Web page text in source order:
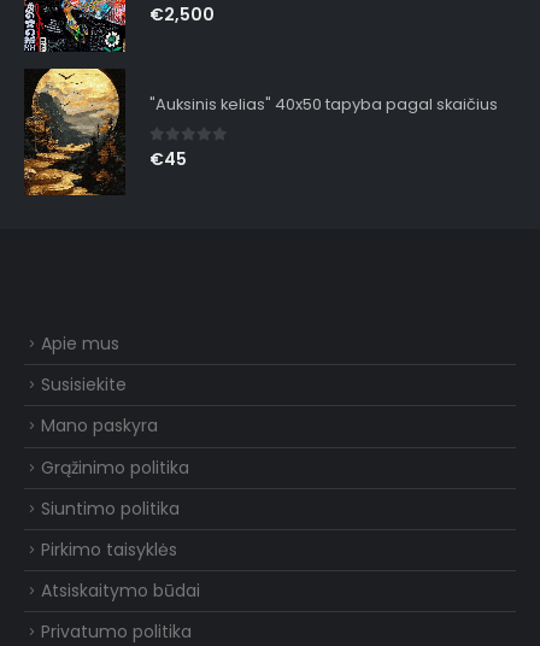
0out of 5
€2,500
"Auksinis kelias" 40x50 tapyba pagal skaičius
0out of 5
€45
Apie mus
Susisiekite
Mano paskyra
Grąžinimo politika
Siuntimo politika
Pirkimo taisyklės
Atsiskaitymo būdai
Privatumo politika